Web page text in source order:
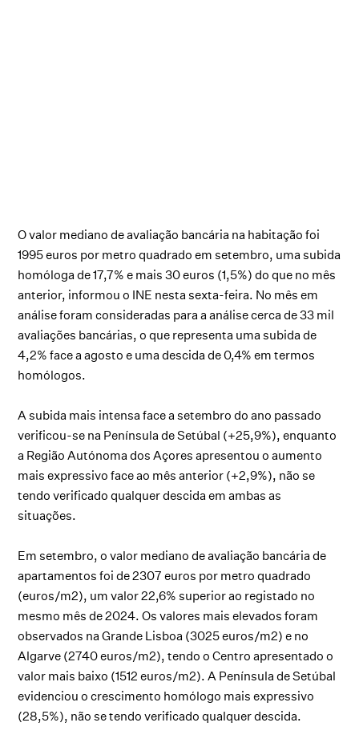
O valor mediano de avaliação bancária na habitação foi
1995 euros por metro quadrado em setembro, uma subida
homóloga de 17,7% e mais 30 euros (1,5%) do que no mês
anterior, informou o INE nesta sexta-feira. No mês em
análise foram consideradas para a análise cerca de 33 mil
avaliações bancárias, o que representa uma subida de
4,2% face a agosto e uma descida de 0,4% em termos
homólogos.
A subida mais intensa face a setembro do ano passado
verificou-se na Península de Setúbal (+25,9%), enquanto
a Região Autónoma dos Açores apresentou o aumento
mais expressivo face ao mês anterior (+2,9%), não se
tendo verificado qualquer descida em ambas as
situações.
Em setembro, o valor mediano de avaliação bancária de
apartamentos foi de 2307 euros por metro quadrado
(euros/m2), um valor 22,6% superior ao registado no
mesmo mês de 2024. Os valores mais elevados foram
observados na Grande Lisboa (3025 euros/m2) e no
Algarve (2740 euros/m2), tendo o Centro apresentado o
valor mais baixo (1512 euros/m2). A Península de Setúbal
evidenciou o crescimento homólogo mais expressivo
(28,5%), não se tendo verificado qualquer descida.